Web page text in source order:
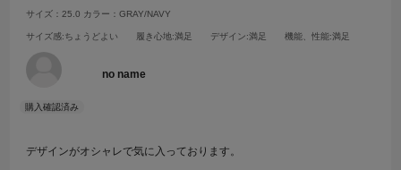
サイズ：25.0 カラー：GRAY/NAVY
サイズ感:ちょうどよい 履き心地:満足 デザイン:満足 機能、性能:満足
no name
デザインがオシャレで気に入っております。